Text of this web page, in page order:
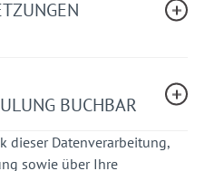
an Knotenpunkten
auf die Fahrbahn
BUCHBAR
dieser Datenverarbeitung,
sowie über Ihre